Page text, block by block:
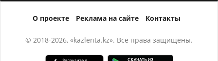
О проекте Реклама на сайте Контакты
© 2018-2026, «kazlenta.kz». Все права защищены.